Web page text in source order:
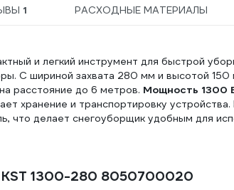
1 РАСХОДНЫЕ МАТЕРИАЛЫ
и легкий инструмент для быстрой
С шириной захвата 280 мм и высотой
расстояние до 6 метров. Мощность 1300
хранение и транспортировку устройства.
что делает снегоуборщик удобным для
KST 1300-280 8050700020